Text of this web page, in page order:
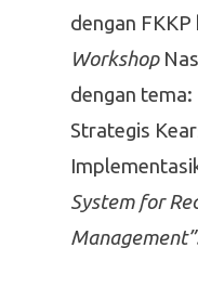
dengan
Workshop
dengan tema:
Strategis
System for